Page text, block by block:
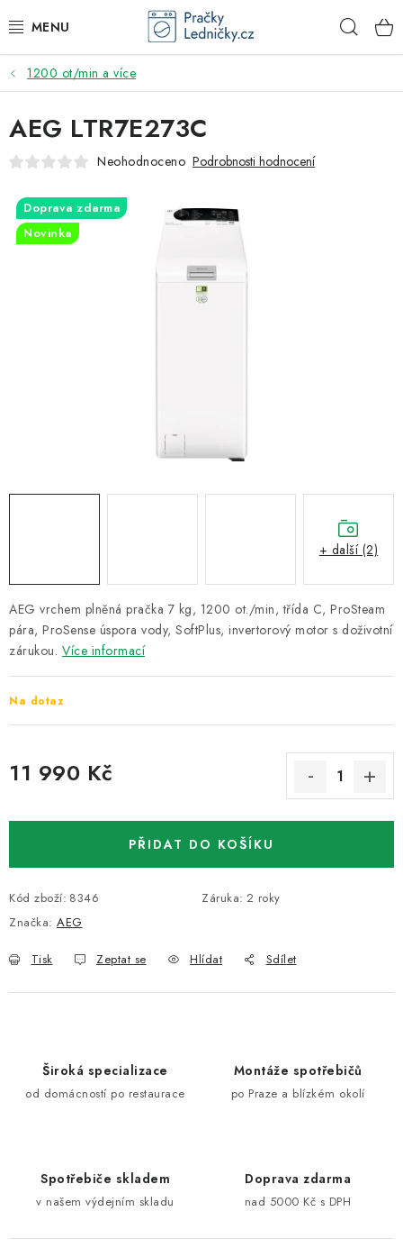
na
DODAVATEL
VESTAVNÉ SPOTŘEBIČE
VOLNĚ STOJÍCÍ SPOTŘEBIČE
DŘEZY A BATERIE
Doprava a platba
Garance nejnižší ceny
1200 ot/min a více
AEG vrchem plněná pračka 7 kg, 1200 ot./min, třída C, ProSteam
pára, ProSense úspora vody, SoftPlus, invertorový motor s doživotní
zárukou. Více informací
Na dotaz
11 990 Kč
PŘIDAT DO KOŠÍKU
Kód zboží: 8346 Záruka: 2 roky
Značka: AEG
Tisk Zeptat se Hlídat Sdílet
AEG LTR7E273C
Neohodnoceno Podrobnosti hodnocení
Doprava zdarma
Novinka
+ další (2)
Široká specializace
od domácností po restaurace
Montáže spotřebičů
po Praze a blízkém okolí
Spotřebiče skladem
v našem výdejním skladu
Doprava zdarma
nad 5000 Kč s DPH